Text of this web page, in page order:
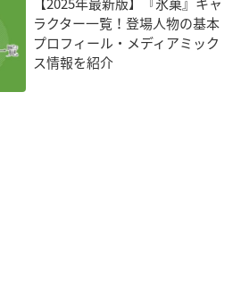
ラクター一覧！登場人物の基本
プロフィール・メディアミック
ス情報を紹介